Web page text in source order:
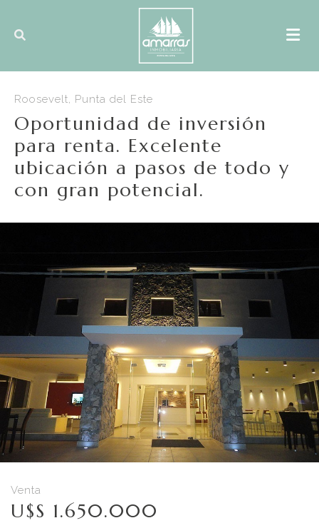
Roosevelt, Punta del Este
Oportunidad de inversión
para renta. Excelente
ubicación a pasos de todo y
con gran potencial.
Venta
U$S 1.650.000